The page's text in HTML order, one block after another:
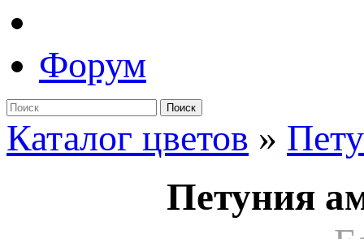
Форум
Поиск
Каталог цветов »
Петуния